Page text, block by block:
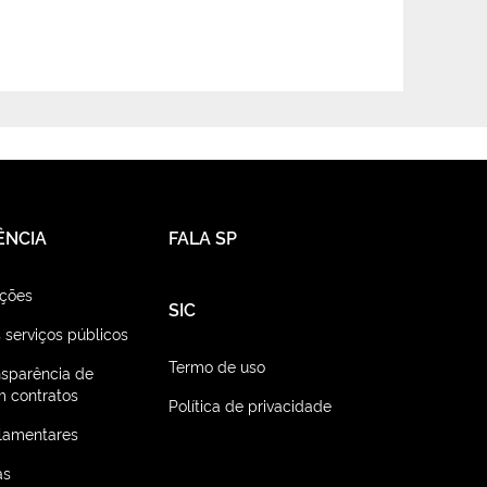
serviços públicos
de
contratos
FALA SP
SIC
Termo de uso
Política de privacidade